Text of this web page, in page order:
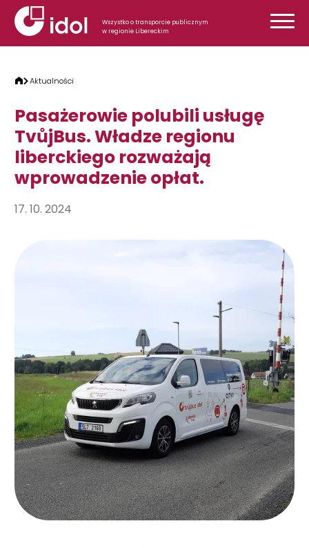
Przejdź do treści
Wszystko o transporcie publicznym
w regionie Libereckim
Aktualności
Pasażerowie polubili usługę
TvůjBus. Władze regionu
liberckiego rozważają
wprowadzenie opłat.
17. 10. 2024